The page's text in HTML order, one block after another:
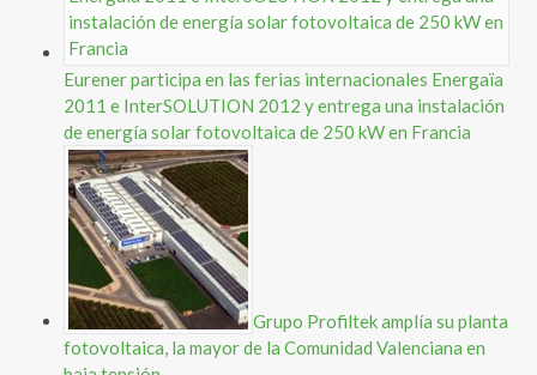
Eurener participa en las ferias internacionales Energaïa
2011 e InterSOLUTION 2012 y entrega una instalación
de energía solar fotovoltaica de 250 kW en Francia
Grupo Profiltek amplía su planta
fotovoltaica, la mayor de la Comunidad Valenciana en